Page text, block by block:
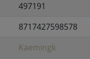
497191
8717427598578
Kaemingk